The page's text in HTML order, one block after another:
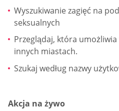
Wyszukiwanie zagięć na
seksualnych
Przeglądaj, która umożliwia
innych miastach.
Szukaj według nazwy
Akcja na żywo